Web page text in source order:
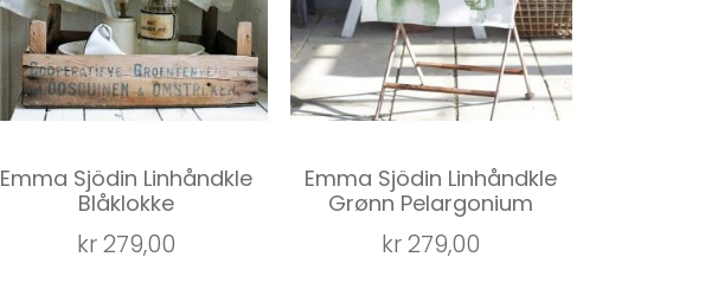
Emma Sjödin Linhåndkle
Blåklokke
kr279,00
Emma Sjödin Linhåndkle
Grønn Pelargonium
kr279,00